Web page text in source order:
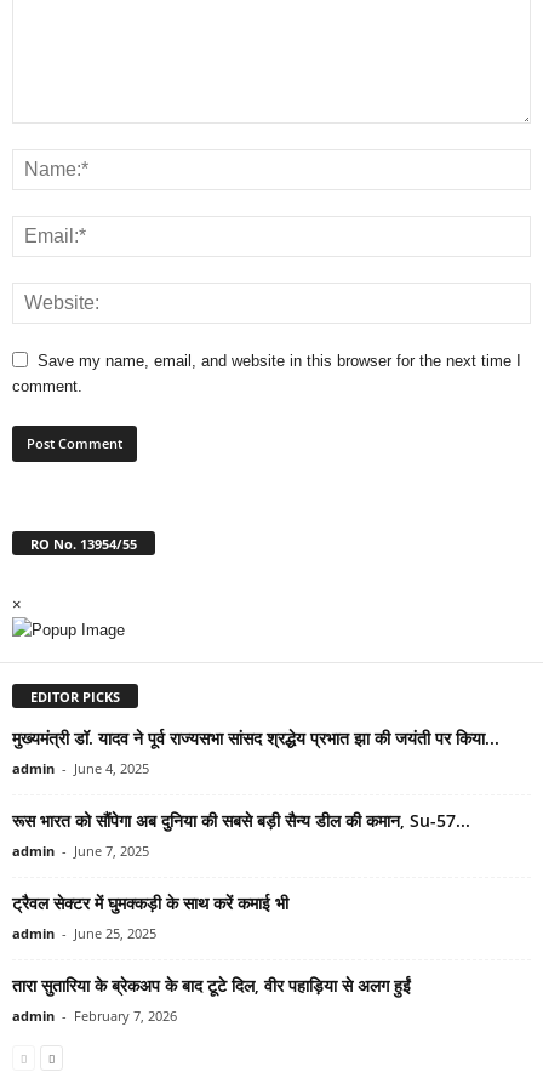
Save my name, email, and website in this browser for the next time I
comment.
RO No. 13954/55
×
EDITOR PICKS
मुख्यमंत्री डॉ. यादव ने पूर्व राज्यसभा सांसद श्रद्धेय प्रभात झा की जयंती पर किया...
admin - June 4, 2025
रूस भारत को सौंपेगा अब दुनिया की सबसे बड़ी सैन्य डील की कमान, Su-57...
admin - June 7, 2025
ट्रैवल सेक्टर में घुमक्कड़ी के साथ करें कमाई भी
admin - June 25, 2025
तारा सुतारिया के ब्रेकअप के बाद टूटे दिल, वीर पहाड़िया से अलग हुईं
admin - February 7, 2026